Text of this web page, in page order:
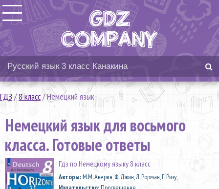
ГДЗ/8 класс/Немецкий язык
Немецкий язык для восьмого
класса. Готовые ответы
Гдз по Немецкому языку 8 класс
Aвторы:М.М. Аверин, Ф. Джин, Л. Рорман, Г. Ризу,